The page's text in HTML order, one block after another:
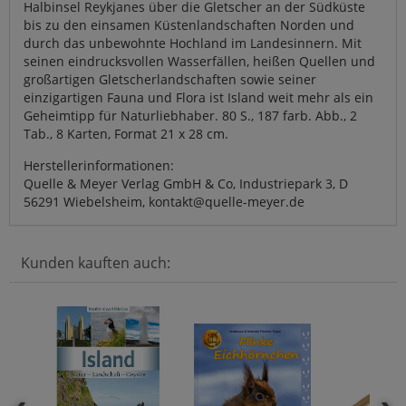
Halbinsel Reykjanes über die Gletscher an der Südküste
bis zu den einsamen Küstenlandschaften Norden und
durch das unbewohnte Hochland im Landesinnern. Mit
seinen eindrucksvollen Wasserfällen, heißen Quellen und
großartigen Gletscherlandschaften sowie seiner
einzigartigen Fauna und Flora ist Island weit mehr als ein
Geheimtipp für Naturliebhaber. 80 S., 187 farb. Abb., 2
Tab., 8 Karten, Format 21 x 28 cm.
Herstellerinformationen:
Quelle & Meyer Verlag GmbH & Co, Industriepark 3, D
56291 Wiebelsheim, kontakt@quelle-meyer.de
Kunden kauften auch: